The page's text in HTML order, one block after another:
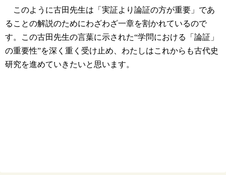
このように古田先生は「実証より論証の方が重要」であ
ることの解説のためにわざわざ一章を割かれているので
す。この古田先生の言葉に示された“学問における「論証」
の重要性”を深く重く受け止め、わたしはこれからも古代史
研究を進めていきたいと思います。